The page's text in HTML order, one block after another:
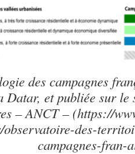
des campagnes
Datar, et publiée sur le
– ANCT – (https://
des-
campagnes-fran-